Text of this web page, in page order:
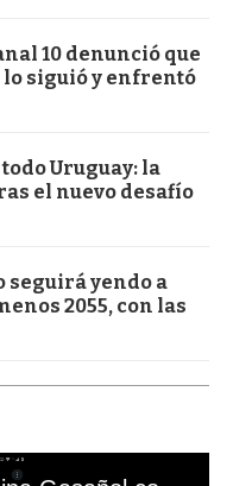
10 denunció que
siguió y enfrentó
Uruguay: la
el nuevo desafío
seguirá yendo a
2055, con las